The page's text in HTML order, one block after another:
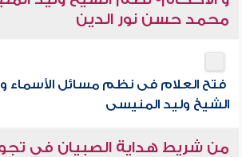
محمد حسن نور الدين
فتح العلام فى نظم مسائل الأسماء
الشيخ وليد المنيسى
من شريط هداية الصبيان في